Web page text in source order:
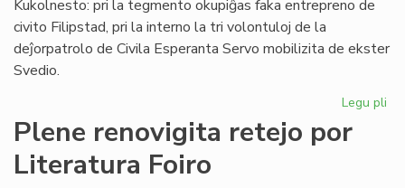
Kukolnesto: pri la tegmento okupiĝas faka entrepreno de
civito Filipstad, pri la interno la tri volontuloj de la
deĵorpatrolo de Civila Esperanta Servo mobilizita de ekster
Svedio.
Legu pli
Plene renovigita retejo por
Literatura Foiro